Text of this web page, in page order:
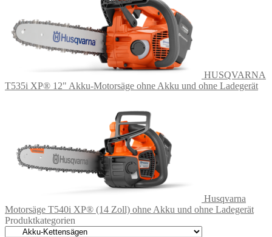
HUSQVARNA
T535i XP® 12" Akku-Motorsäge ohne Akku und ohne Ladegerät
Husqvarna
Motorsäge T540i XP® (14 Zoll) ohne Akku und ohne Ladegerät
Produktkategorien